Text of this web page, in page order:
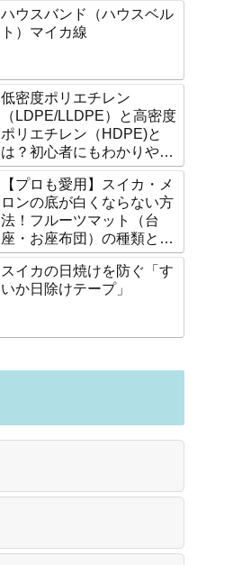
ハウスバンド（ハウスベル
ト）マイカ線
低密度ポリエチレン
（LDPE/LLDPE）と高密度
ポリエチレン（HDPE)と
は？初心者にもわかりやす
く説明します。
【プロも愛用】スイカ・メ
ロンの底が白くならない方
法！フルーツマット（台
座・お座布団）の種類と選
び方
スイカの日焼けを防ぐ「す
いか日除けテープ」